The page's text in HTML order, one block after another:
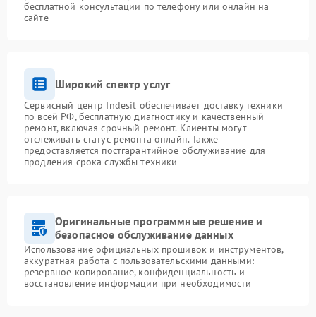
бесплатной консультации по телефону или онлайн на
сайте
Широкий спектр услуг
Сервисный центр Indesit обеспечивает доставку техники
по всей РФ, бесплатную диагностику и качественный
ремонт, включая срочный ремонт. Клиенты могут
отслеживать статус ремонта онлайн. Также
предоставляется постгарантийное обслуживание для
продления срока службы техники
Оригинальные программные решение и
безопасное обслуживание данных
Использование официальных прошивок и инструментов,
аккуратная работа с пользовательскими данными:
резервное копирование, конфиденциальность и
восстановление информации при необходимости